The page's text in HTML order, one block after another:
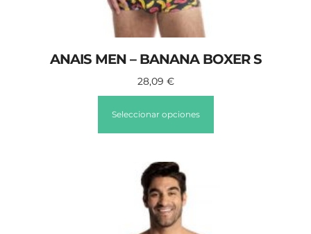
ANAIS MEN – BANANA BOXER S
28,09 €
Seleccionar opciones